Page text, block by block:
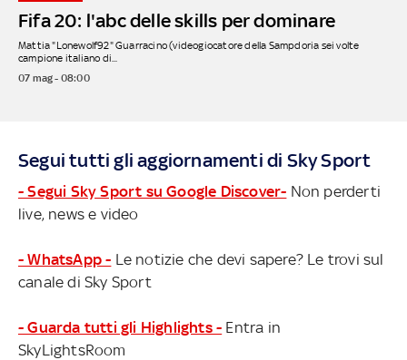
Fifa 20: l'abc delle skills per dominare
Mattia "Lonewolf92" Guarracino (videogiocatore della Sampdoria sei volte
campione italiano di...
07 mag - 08:00
Segui tutti gli aggiornamenti di Sky Sport
- Segui Sky Sport su Google Discover- Non perderti
live, news e video
- WhatsApp - Le notizie che devi sapere? Le trovi sul
canale di Sky Sport
- Guarda tutti gli Highlights - Entra in
SkyLightsRoom